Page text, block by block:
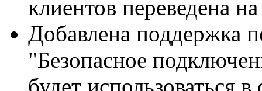
клиентов переведена
Добавлена поддержка
"Безопасное